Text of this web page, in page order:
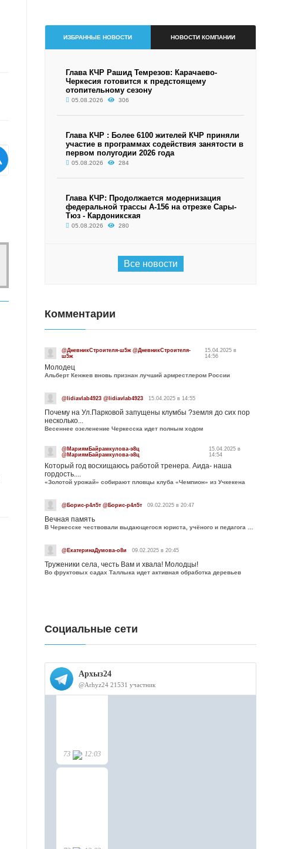
ИЗБРАННЫЕ НОВОСТИ НОВОСТИ КОМПАНИИ
Глава КЧР Рашид Темрезов: Карачаево-
Черкесия готовится к предстоящему
отопительному сезону
05.08.2026 306
Глава КЧР : Более 6100 жителей КЧР приняли
участие в программах содействия занятости в
первом полугодии 2026 года
05.08.2026 284
Глава КЧР: Продолжается модернизация
федеральной трассы А-156 на отрезке Сары-
Тюз - Кардоникская
05.08.2026 280
Все новости
Комментарии
@ДневникСтроителя-ш5ж @ДневникСтроителя-
ш5ж
15.04.2025 в
14:56
Молодец
Альберт Кенжев вновь признан лучший армрестлером России
@lidiavlab4923 @lidiavlab4923 15.04.2025 в 14:55
Почему на Ул.Парковой запущены клумбы ?земля до сих пор
несколько...
Весеннее озеленение Черкесска идет полным ходом
@МариямБайрамкулова-э8ц
@МариямБайрамкулова-э8ц
15.04.2025 в
14:54
Который год восхищаюсь работой тренера. Аида- наша
гордость....
«Золотой урожай» собирают пловцы клуба «Чемпион» из Учкекена
@Борис-р4л5т @Борис-р4л5т 09.02.2025 в 20:47
Вечная память
@ЕкатеринаДумова-о8и 09.02.2025 в 20:45
Труженики села, честь Вам и хвала! Молодцы!
Во фруктовых садах Таллыка идет активная обработка деревьев
Социальные сети